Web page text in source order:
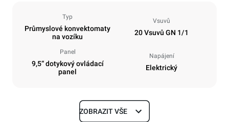
Typ
Průmyslové konvektomaty
na vozíku
Vsuvů
20 Vsuvů GN 1/1
Panel
9,5“ dotykový ovládací
panel
Napájení
Elektrický
Rozměry
ZOBRAZIT VŠE